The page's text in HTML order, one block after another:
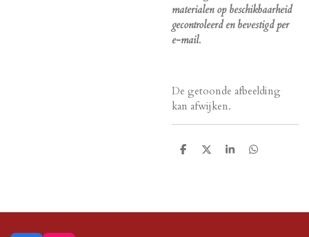
materialen op beschikbaarheid
gecontroleerd en bevestigd per
e-mail.
De getoonde afbeelding
kan afwijken.
D
D
S
D